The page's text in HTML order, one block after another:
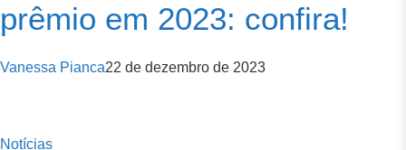
prêmio em 2023: confira!
Vanessa Pianca22 de dezembro de 2023
Notícias